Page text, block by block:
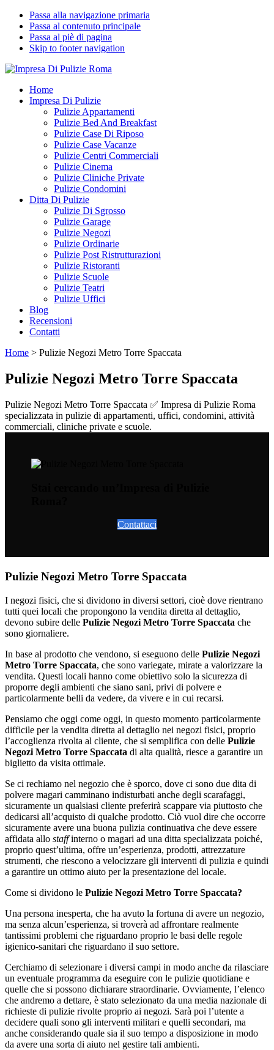
Passa alla navigazione primaria
Passa al contenuto principale
Passa al piè di pagina
Skip to footer navigation
Impresa Di Pulizie Roma
✅ Abitazioni e Attività Commerciali
Home
Impresa Di Pulizie
Pulizie Appartamenti
Pulizie Bed And Breakfast
Pulizie Case Di Riposo
Pulizie Case Vacanze
Pulizie Centri Commerciali
Pulizie Cinema
Pulizie Cliniche Private
Pulizie Condomini
Ditta Di Pulizie
Pulizie Di Sgrosso
Pulizie Garage
Pulizie Negozi
Pulizie Ordinarie
Pulizie Post Ristrutturazioni
Pulizie Ristoranti
Pulizie Scuole
Pulizie Teatri
Pulizie Uffici
Blog
Recensioni
Contatti
Home > Pulizie Negozi Metro Torre Spaccata
Pulizie Negozi Metro Torre Spaccata
Pulizie Negozi Metro Torre Spaccata ✅ Impresa di Pulizie Roma
specializzata in pulizie di appartamenti, uffici, condomini, attività
commerciali, cliniche private e scuole.
Contattaci
Pulizie Negozi Metro Torre Spaccata
I negozi fisici, che si dividono in diversi settori, cioè dove rientrano
tutti quei locali che propongono la vendita diretta al dettaglio,
devono subire delle Pulizie Negozi Metro Torre Spaccata che
sono giornaliere.
In base al prodotto che vendono, si eseguono delle Pulizie Negozi
Metro Torre Spaccata, che sono variegate, mirate a valorizzare la
vendita. Questi locali hanno come obiettivo solo la sicurezza di
proporre degli ambienti che siano sani, privi di polvere e
particolarmente belli da vedere, da vivere e in cui recarsi.
Pensiamo che oggi come oggi, in questo momento particolarmente
difficile per la vendita diretta al dettaglio nei negozi fisici, proprio
l’accoglienza rivolta al cliente, che si semplifica con delle Pulizie
Negozi Metro Torre Spaccata di alta qualità, riesce a garantire un
biglietto da visita ottimale.
Se ci rechiamo nel negozio che è sporco, dove ci sono due dita di
polvere magari camminano indisturbati anche degli scarafaggi,
sicuramente un qualsiasi cliente preferirà scappare via piuttosto che
dedicarsi all’acquisto di qualche prodotto. Ciò vuol dire che occorre
sicuramente avere una buona pulizia continuativa che deve essere
affidata allo staffinterno o magari ad una ditta specializzata poiché,
proprio quest’ultima, offre un’esperienza, prodotti, attrezzature
strumenti, che riescono a velocizzare gli interventi di pulizia e quindi
a garantire un ottimo aiuto per la presentazione del locale.
Come si dividono le Pulizie Negozi Metro Torre Spaccata?
Una persona inesperta, che ha avuto la fortuna di avere un negozio,
ma senza alcun’esperienza, si troverà ad affrontare realmente
tantissimi problemi che riguardano proprio le basi delle regole
igienico-sanitari che riguardano il suo settore.
Cerchiamo di selezionare i diversi campi in modo anche da rilasciare
un eventuale programma da eseguire con le pulizie quotidiane e
quelle che si possono dichiarare straordinarie. Ovviamente, l’elenco
che andremo a dettare, è stato selezionato da una media nazionale di
richieste di pulizie rivolte proprio ai negozi. Sarà poi l’utente a
decidere quali sono gli interventi militari e quelli secondari, ma
anche considerando quale sia il suo tempo a disposizione in modo
da avere una sorta di aiuto nel gestire tali ambienti.